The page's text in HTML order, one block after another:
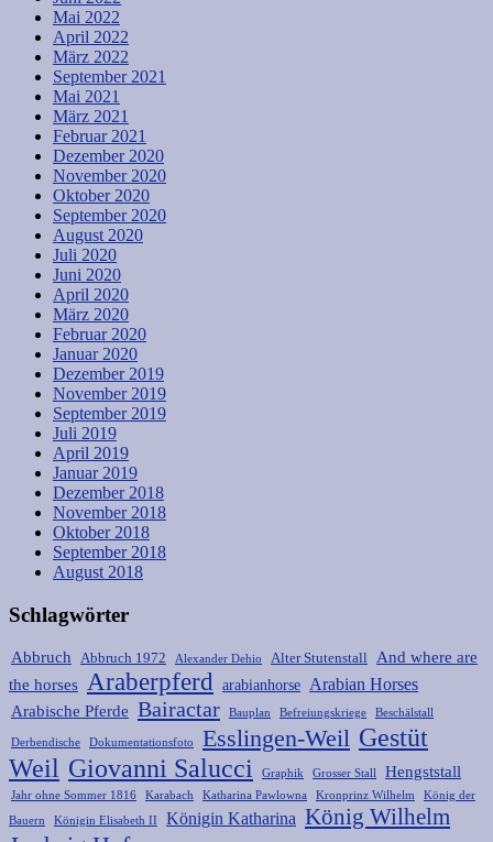
Mai 2022
April 2022
März 2022
September 2021
Mai 2021
März 2021
Februar 2021
Dezember 2020
November 2020
Oktober 2020
September 2020
August 2020
Juli 2020
Juni 2020
April 2020
März 2020
Februar 2020
Januar 2020
Dezember 2019
November 2019
September 2019
Juli 2019
April 2019
Januar 2019
Dezember 2018
November 2018
Oktober 2018
September 2018
August 2018
Schlagwörter
Abbruch Abbruch 1972 Alexander Dehio Alter Stutenstall
And where are
the horses Araberpferd arabianhorse Arabian Horses
Arabische Pferde Bairactar Bauplan Befreiungskriege Beschälstall
Derbendische Dokumentationsfoto Esslingen-Weil Gestüt
Weil Giovanni Salucci Graphik Grosser Stall Hengststall
Jahr ohne Sommer 1816 Karabach Katharina Pawlowna Kronprinz Wilhelm König der
Bauern Königin Elisabeth II Königin Katharina König Wilhelm